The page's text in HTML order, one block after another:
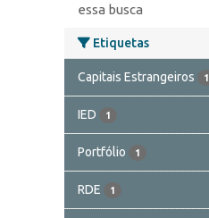
essa busca
Etiquetas
Capitais Estrangeiros 1
IED 1
Portfólio 1
RDE 1